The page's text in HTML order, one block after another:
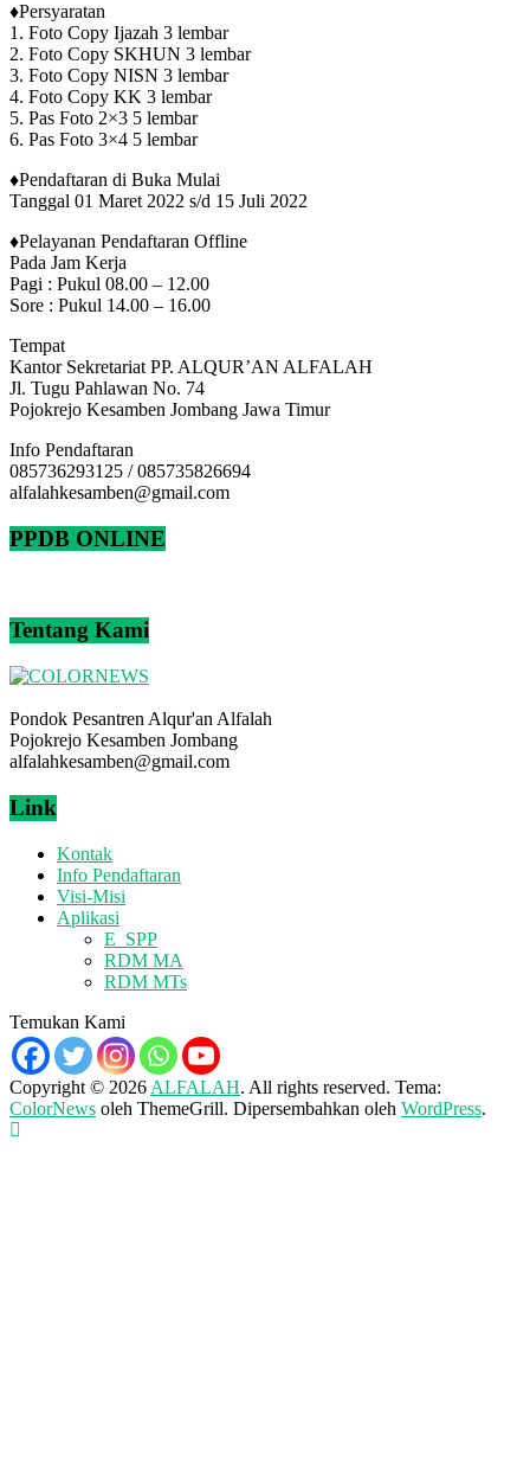
♦​Persyaratan
1. Foto Copy Ijazah 3 lembar
2. Foto Copy SKHUN 3 lembar
3. Foto Copy NISN 3 lembar
4. Foto Copy KK 3 lembar
5. Pas Foto 2×3 5 lembar
6. Pas Foto 3×4 5 lembar
♦​Pendaftaran di Buka Mulai​
Tanggal 01 Maret 2022 s/d 15 Juli 2022
♦​Pelayanan Pendaftaran​ Offline
Pada Jam Kerja
Pagi : Pukul 08.00 – 12.00
Sore : Pukul 14.00 – 16.00
Tempat
Kantor Sekretariat PP. ALQUR’AN ALFALAH
Jl. Tugu Pahlawan No. 74
Pojokrejo Kesamben Jombang Jawa Timur
Info Pendaftaran
085736293125 / 085735826694
alfalahkesamben@gmail.com
PPDB ONLINE
Tentang Kami
Pondok Pesantren Alqur'an Alfalah
Pojokrejo Kesamben Jombang
alfalahkesamben@gmail.com
Link
Kontak
Info Pendaftaran
Visi-Misi
Aplikasi
E_SPP
RDM MA
RDM MTs
Temukan Kami
Copyright © 2026 ALFALAH. All rights reserved. Tema:
ColorNews oleh ThemeGrill. Dipersembahkan oleh WordPress.